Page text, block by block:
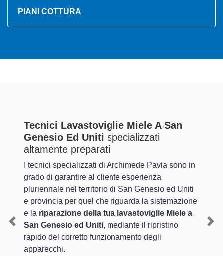
PIANI COTTURA
Tecnici Lavastoviglie Miele A San
Genesio Ed Uniti specializzati
altamente preparati
I tecnici specializzati di Archimede Pavia sono in
grado di garantire al cliente esperienza
pluriennale nel territorio di San Genesio ed Uniti
e provincia per quel che riguarda la sistemazione
e la riparazione della tua lavastoviglie Miele a
San Genesio ed Uniti, mediante il ripristino
rapido del corretto funzionamento degli
apparecchi.
Previous